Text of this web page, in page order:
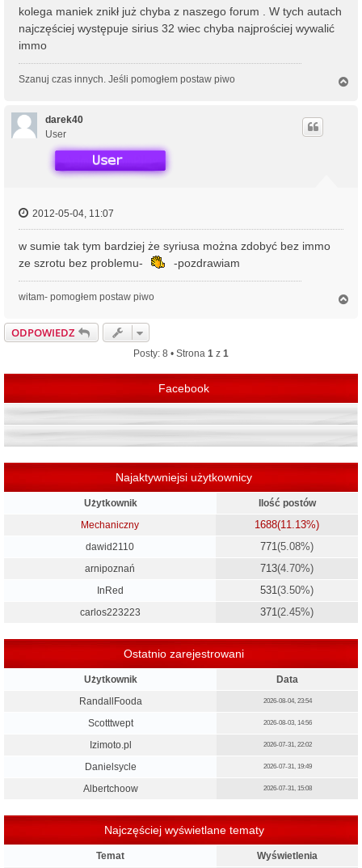
kolega maniek znikł już chyba z naszego forum . W tych autach
najczęściej występuje sirius 32 wiec chyba najprościej wywalić
immo
Szanuj czas innych. Jeśli pomogłem postaw piwo
darek40
User
2012-05-04, 11:07
w sumie tak tym bardziej że syriusa można zdobyć bez immo
ze szrotu bez problemu-
-pozdrawiam
witam- pomogłem postaw piwo
ODPOWIEDZ
Posty: 8 • Strona 1 z 1
Facebook
Najaktywniejsi użytkownicy
Użytkownik
Ilość postów
Mechaniczny
1688(11.13%)
dawid2110 771(5.08%)
arnipoznań 713(4.70%)
InRed 531(3.50%)
carlos223223 371(2.45%)
Ostatnio zarejestrowani
Użytkownik
Data
RandallFooda
2026-08-04, 23:54
Scotttwept 2026-08-03, 14:56
Izimoto.pl 2026-07-31, 22:02
Danielsycle 2026-07-31, 19:49
Albertchoow 2026-07-31, 15:08
Najczęściej wyświetlane tematy
Temat
Wyświetlenia